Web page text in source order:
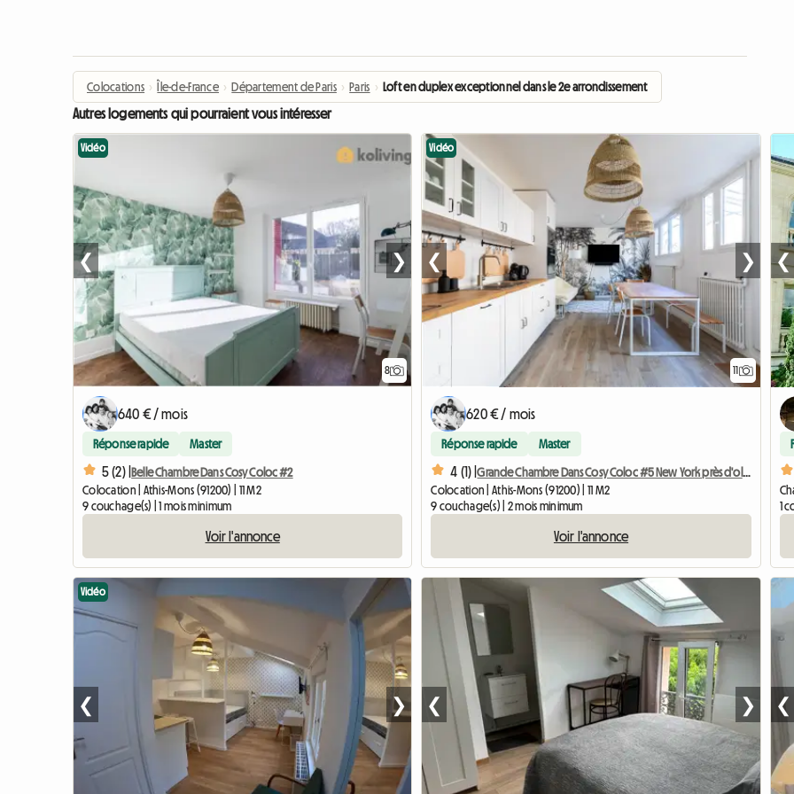
Colocations › Île-de-France › Département de Paris › Paris › Loft en duplex exceptionnel dans le 2e arrondissement
Autres logements qui pourraient vous intéresser
8
Vidéo
❮ ❯
640 € / mois
Réponse rapide Master
5 (2) |Belle Chambre Dans Cosy Coloc #2
Colocation | Athis-Mons (91200) | 11 M2
9 couchage(s) | 1 mois minimum
Voir l'annonce
11
Vidéo
❮ ❯
620 € / mois
Réponse rapide Master
4 (1) |
Grande Chambre Dans Cosy Coloc #5 New York près d'olry
Colocation | Athis-Mons (91200) | 11 M2
9 couchage(s) | 2 mois minimum
Voir l'annonce
❮
1
Vidéo
❮ ❯ ❮ ❯ ❮